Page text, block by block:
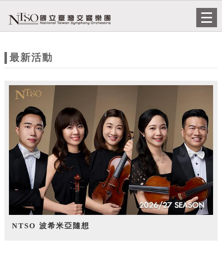
站
題
最新活動
NTSO 波希米亞隨想